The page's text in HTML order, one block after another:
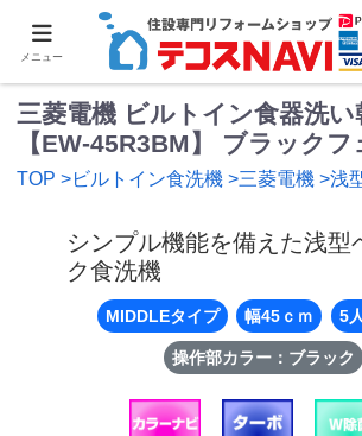
三菱電機 ビルトイン食器洗
【EW-45R3BM】 ブラックフ
TOP >ビルトイン食洗機 >三菱電機 >浅
シンプル機能を備えた浅型
ク食洗機
MIDDLEタイプ 幅45ｃｍ 5
操作部カラー：ブラック
メニュー